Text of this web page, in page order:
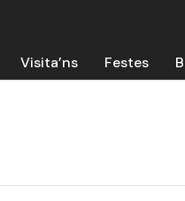
Visita’ns Festes